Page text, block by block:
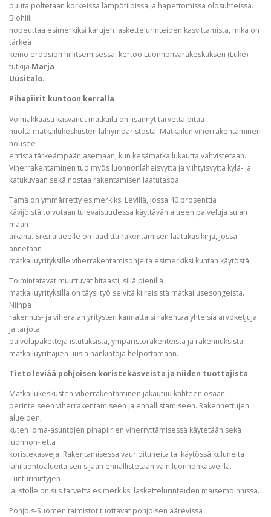
puuta poltetaan korkeissa lämpötiloissa ja hapettomissa olosuhteissa.
Biohiili
nopeuttaa esimerkiksi karujen laskettelurinteiden kasvittamista, mikä on
tärkeä
keino eroosion hillitsemisessä, kertoo Luonnonvarakeskuksen (Luke)
tutkija Marja
Uusitalo.
Pihapiirit kuntoon kerralla
Voimakkaasti kasvanut matkailu on lisännyt tarvetta pitää
huolta matkailukeskusten lähiympäristöstä. Matkailun viherrakentaminen
nousee
entistä tärkeämpään asemaan, kun kesämatkailukautta vahvistetaan.
Viherrakentaminen tuo myös luonnonläheisyyttä ja viihtyisyyttä kylä- ja
katukuvaan sekä nostaa rakentamisen laatutasoa.
Tämä on ymmärretty esimerkiksi Levillä, jossa 40 prosenttia
kävijöistä toivotaan tulevaisuudessa käyttävän alueen palveluja sulan
maan
aikana. Siksi alueelle on laadittu rakentamisen laatukäsikirja, jossa
annetaan
matkailuyrityksille viherrakentamisohjeita esimerkiksi kuntan käytöstä.
Toimintatavat muuttuvat hitaasti, sillä pienillä
matkailuyrityksillä on täysi työ selvitä kiireisistä matkailusesongeista.
Niinpä
rakennus- ja viheralan yritysten kannattaisi rakentaa yhteisiä arvoketjuja
ja tarjota
palvelupaketteja istutuksista, ympäristörakenteista ja rakennuksista
matkailuyrittäjien uusia hankintoja helpottamaan.
Tieto leviää pohjoisen koristekasveista ja niiden tuottajista
Matkailukeskusten viherrakentaminen jakautuu kahteen osaan:
perinteiseen viherrakentamiseen ja ennallistamiseen. Rakennettujen
alueiden,
kuten loma-asuntojen pihapiirien viherryttämisessä käytetään sekä
luonnon- että
koristekasveja. Rakentamisessa vaurioituneita tai käytössä kuluneita
lähiluontoalueita sen sijaan ennallistetaan vain luonnonkasveilla.
Tunturiniittyjen
lajistolle on siis tarvetta esimerkiksi laskettelurinteiden maisemoinnissa.
Pohjois-Suomen taimistot tuottavat pohjoisen äärevissä